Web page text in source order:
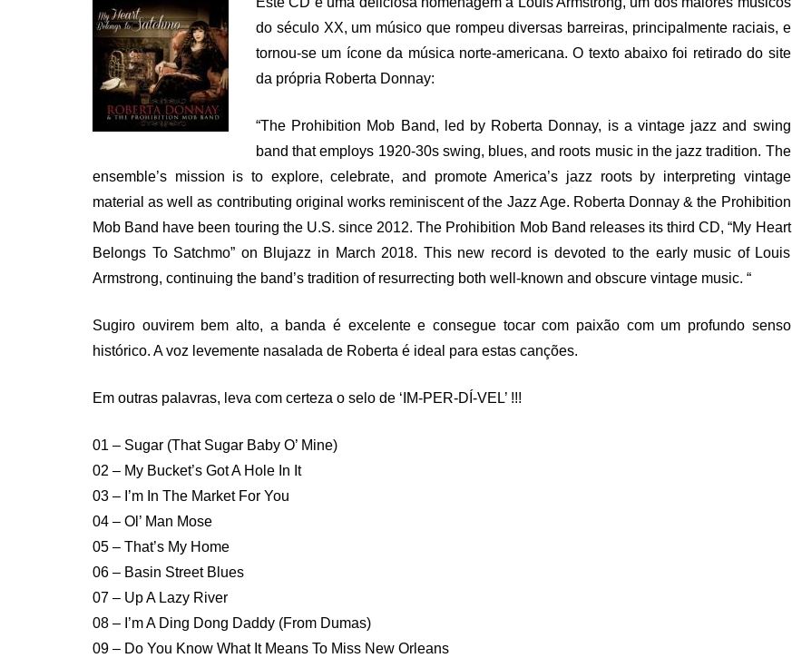
do século XX, um músico que rompeu diversas barreiras, principalmente raciais, e
tornou-se um ícone da música norte-americana. O texto abaixo foi retirado do site
da própria Roberta Donnay:
“The Prohibition Mob Band, led by Roberta Donnay, is a vintage jazz and swing
band that employs 1920-30s swing, blues, and roots music in the jazz tradition. The
ensemble’s mission is to explore, celebrate, and promote America’s jazz roots by interpreting vintage
material as well as contributing original works reminiscent of the Jazz Age. Roberta Donnay & the Prohibition
Mob Band have been touring the U.S. since 2012. The Prohibition Mob Band releases its third CD, “My Heart
Belongs To Satchmo” on Blujazz in March 2018. This new record is devoted to the early music of Louis
Armstrong, continuing the band’s tradition of resurrecting both well-known and obscure vintage music. “
Sugiro ouvirem bem alto, a banda é excelente e consegue tocar com paixão com um profundo senso
histórico. A voz levemente nasalada de Roberta é ideal para estas canções.
Em outras palavras, leva com certeza o selo de ‘IM-PER-DÍ-VEL’ !!!
01 – Sugar (That Sugar Baby O’ Mine)
02 – My Bucket’s Got A Hole In It
03 – I’m In The Market For You
04 – Ol’ Man Mose
05 – That’s My Home
06 – Basin Street Blues
07 – Up A Lazy River
08 – I’m A Ding Dong Daddy (From Dumas)
09 – Do You Know What It Means To Miss New Orleans